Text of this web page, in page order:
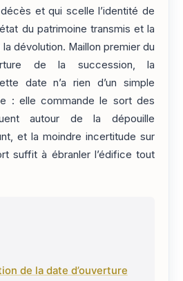
et qui scelle l’identité de
du patrimoine transmis et la
dévolution. Maillon premier du
de la succession, la
date n’a rien d’un simple
: elle commande le sort des
autour de la dépouille
et la moindre incertitude sur
suffit à ébranler l’édifice tout
de la date d’ouverture